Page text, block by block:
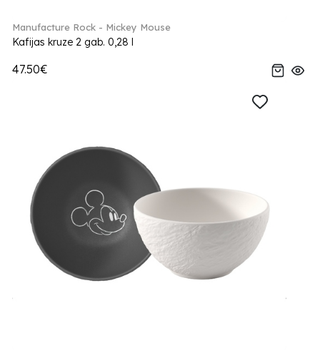
Manufacture Rock - Mickey Mouse
Kafijas kruze 2 gab. 0,28 l
47.50€